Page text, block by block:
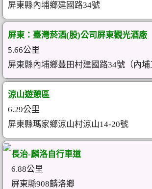
屏東縣內埔鄉建國路34號
屏東：臺灣菸酒(股)公司屏東觀光酒廠
5.66公里
屏東縣內埔鄉豐田村建國路34號（內埔
涼山遊憩區
6.29公里
屏東縣瑪家鄉涼山村涼山14-20號
長治-麟洛自行車道
6.88公里
屏東縣908麟洛鄉